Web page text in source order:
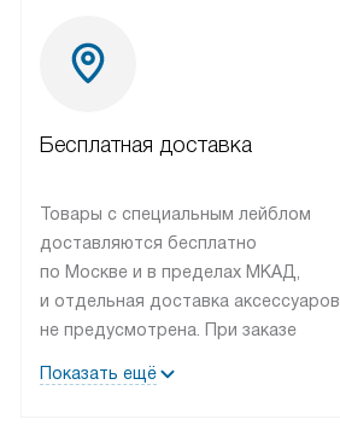
Бесплатная доставка
Товары с специальным лейблом
доставляются бесплатно
по Москве и в пределах МКАД,
и отдельная доставка аксессуаров
не предусмотрена. При заказе
рекомендуем обсудить
Показать ещё